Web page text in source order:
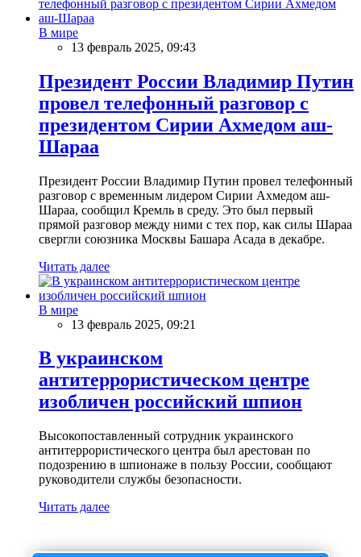
В мире
13 февраль 2025, 09:43
Президент России Владимир Путин
провел телефонный разговор с
президентом Сирии Ахмедом аш-
Шараа
Президент России Владимир Путин провел телефонный
разговор с временным лидером Сирии Ахмедом аш-
Шараа, сообщил Кремль в среду. Это был первый
прямой разговор между ними с тех пор, как силы Шараа
свергли союзника Москвы Башара Асада в декабре.
Читать далее
В мире
13 февраль 2025, 09:21
В украинском
антитеррористическом центре
изобличен российский шпион
Высокопоставленный сотрудник украинского
антитеррористического центра был арестован по
подозрению в шпионаже в пользу России, сообщают
руководители службы безопасности.
Читать далее